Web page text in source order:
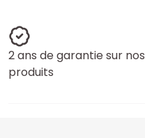
2 ans de garantie sur nos
produits